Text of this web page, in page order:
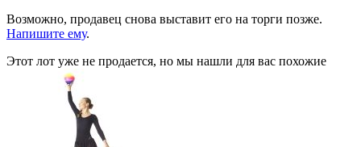
Возможно, продавец снова выставит его на торги позже.
Напишите ему.
Этот лот уже не продается, но мы нашли для вас похожие